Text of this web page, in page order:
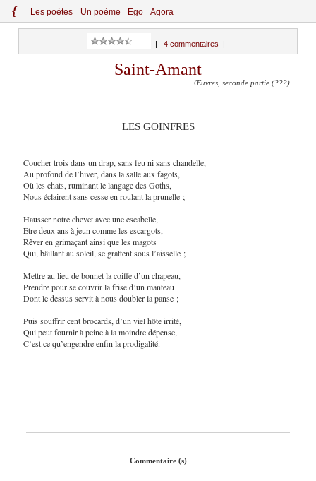
{ Les poètes Un poème Ego Agora
4 commentaires
Saint-Amant
Œuvres, seconde partie (???)
LES GOINFRES
Coucher trois dans un drap, sans feu ni sans chandelle,
Au profond de l’hiver, dans la salle aux fagots,
Où les chats, ruminant le langage des Goths,
Nous éclairent sans cesse en roulant la prunelle ;
Hausser notre chevet avec une escabelle,
Être deux ans à jeun comme les escargots,
Rêver en grimaçant ainsi que les magots
Qui, bâillant au soleil, se grattent sous l’aisselle ;
Mettre au lieu de bonnet la coiffe d’un chapeau,
Prendre pour se couvrir la frise d’un manteau
Dont le dessus servit à nous doubler la panse ;
Puis souffrir cent brocards, d’un viel hôte irrité,
Qui peut fournir à peine à la moindre dépense,
C’est ce qu’engendre enfin la prodigalité.
Commentaire (s)